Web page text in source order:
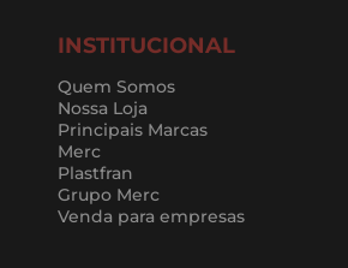
INSTITUCIONAL
Quem Somos
Nossa Loja
Principais Marcas
Merc
Plastfran
Grupo Merc
Venda para empresas